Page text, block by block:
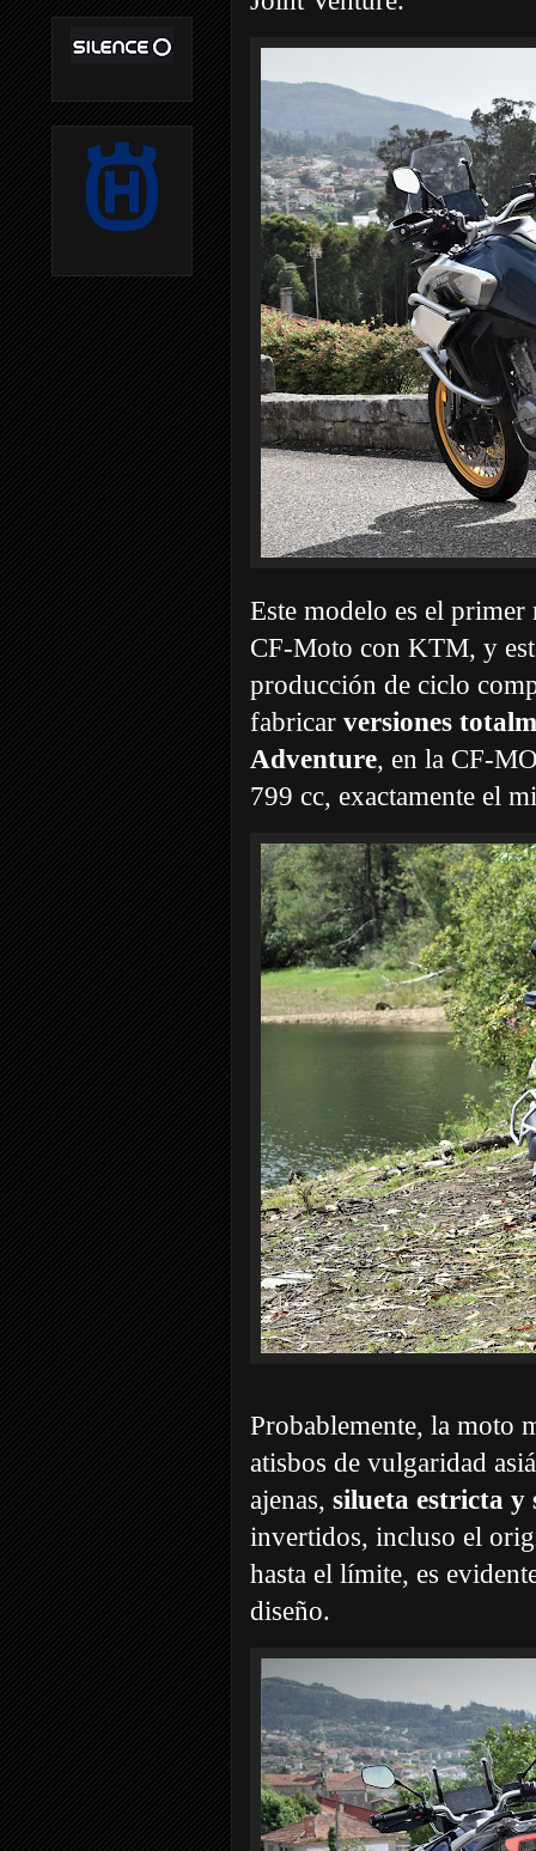
Este modelo es el
CF-Moto con KTM, y
producción de ciclo
fabricar versiones
Adventure, en la CF-
799 cc, exactamente el
Probablemente, la moto
atisbos de vulgaridad
ajenas, silueta estricta y
invertidos, incluso el
hasta el límite, es
diseño.